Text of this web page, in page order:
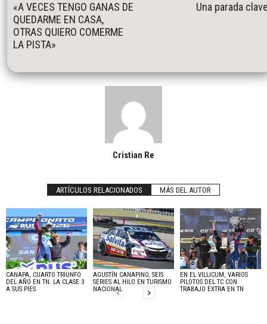
«A VECES TENGO GANAS DE
QUEDARME EN CASA,
OTRAS QUIERO COMERME
LA PISTA»
Una parada
Cristian Re
ARTÍCULOS RELACIONADOS MÁS DEL AUTOR
CANAPA, CUARTO TRIUNFO
DEL AÑO EN TN. LA CLASE 3
A SUS PIES
AGUSTÍN CANAPINO, SEIS
SERIES AL HILO EN TURISMO
NACIONAL
EN EL VILLICUM, VARIOS
PILOTOS DEL TC CON
TRABAJO EXTRA EN TN